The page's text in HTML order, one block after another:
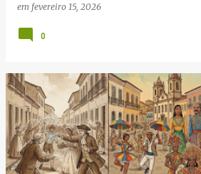
em fevereiro 15, 2026
0